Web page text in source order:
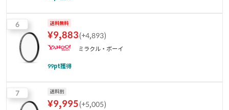
6 送料無料
¥9,883(+4,893)
ミラクル・ボーイ
99pt獲得
7 送料別
¥9,995(+5,005)